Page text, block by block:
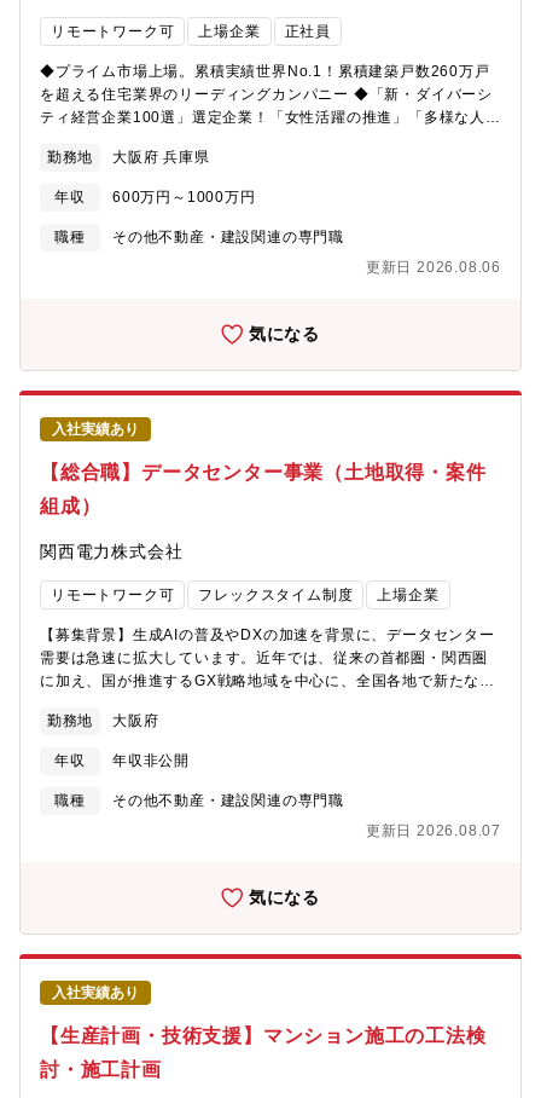
ります【就業環境】■定年：65歳■「女性活躍の推進」「多様な人
財の活躍」「多様な働き方の推進」をダイバーシティ推進方針の3
環境や仕組みづくりに取り組んでいます。■子育てを応援する社会
を先導する「キッズ・ファースト企業」として、 2018年9月より
3歳未満の子をもつ従業員を対象に「男性社員1ヶ月以上の育児休
業完全取得」を推進しています。男性育休100%取得、女性社員の
スマートデバイスを導入し、業務効率・情報共有のスピード向上
ス】 ▽決算期 ▽売上 ▽経常利益 2026 年 1 月期 ---
-4,197,922百万円 ----327,800百万円2025 年 1 月期 ---
年数 16.2年、平均年間給与 9,071,924円（2025年度有価証券報
https://www.sekisuihouse.co.jp/company/financial/library/
貸住宅経営(アパート・マンション経営)：
https://www.sekisuihouse.co.jp/shm-keiei/【モデル年収】<33
歳、家族(配偶者、子供2名) 扶養の場合>約1,000万円（基本給
34.0万円/月、家族手当：2.7万円/月、営業手当：5.4万円/月、賞
与：202万円/年、営業系業績手当：313.6万円/年)※あくまでもモ
デルであり、経験・スキルを考慮し優遇がございます。
リモートワーク可 上場企業 正社員
◆プライム市場上場。累積実績世界No.1！累積建築戸数260万戸
を超える住宅業界のリーディングカンパニー ◆「新・ダイバーシ
ティ経営企業100選」選定企業！「女性活躍の推進」「多様な人財
増員募集【業務内容】戸建住宅を販売する支店の営業担当とし
て、お客様との出会いから住まいのお引き渡しまで全てのプロセ
スで窓口となります。お客様との信頼関係を築き、一緒に理想の
住まいづくりを目指す創造的な仕事です。業務は下記の通り幅広
心的役割を担います。主な業務：・引合活動（お客様探し）：展
新築計画が具体化するまでの信頼関係構築・新たな住まいのご要
望に関するヒアリング・邸別自由設計の強みを活かしたプラン提
案・最適な資金計画の立案やアドバイス・お引き渡しまでの細や
かなお客様フォロー● まずは、展示場でのお客様対応や担当エリ
アへの訪問活動などを通じて、市場・新規顧客開拓からスター
ト。住まいを検討されるお客様がいらっしゃれば、ご要望や条件
を伺い、課題を解決しながら、具体的なプランを作成します● そ
の時点での快適さだけでなく、家族の成長やライフスタイルの変
化など、お客様の将来をも見据えた提案を行うことで、長く暮ら
切なのは、心から信頼しあえる関係を築くこと。誠実な姿勢で対
話を重ね、時には言葉にならない想いまでも感じ取り、そのお客
様にとっての「理想の一邸」の実現に努めます。ご契約に至った
後も、建築・お引き渡しと、常に営業社員が責任をもって窓口と
なります● さらにお引き渡し後も末永いお付き合いを重ね、お客
様満足をどこまでも追求。そうした中で築かれたお客様との信頼
関係が、また新たな出会いへと繋がっていきます【キャリアパ
ス】入社後はリーダーや支店長を目指すことが可能です。【配属
推進」「多様な人財の活躍」「多様な働き方の推進」をダイバー
成長を実践できる環境や仕組みづくりに取り組んでいます。■子育
てを応援する社会を先導する「キッズ・ファースト企業」とし
100%取得、女性社員の育休取得後の復職率は97％です。■社員一
年、平均年間給与 9,071,924円（2025年度有価証券報告書より・
https://www.sekisuihouse.co.jp/kodate/・転職者インタビュー：
https://www.saiyo-sekisuihouse.jp/career/mid-career/01/・第7
次中期経営計画：
勤務地 大阪府 兵庫県
年収 600万円～1000万円
職種
その他不動産・建設関連の専門職
更新日 2026.08.06
気になる
入社実績あり
【総合職】データセンター事業（土地取得・案件
組成）
関西電力株式会社
リモートワーク可 フレックスタイム制度 上場企業
【募集背景】生成AIの普及やDXの加速を背景に、データセンター
需要は急速に拡大しています。近年では、従来の首都圏・関西圏
に加え、国が推進するGX戦略地域を中心に、全国各地で新たなデ
ータセンター事業に加え、新たなエリアへの事業展開を見据え、
地域戦略の立案から案件創出までを担う体制強化を進めていま
す。今後拡大が見込まれる新規案件を着実に事業化していくため
には、有望な候補地を見極めるだけでなく、自治体や地権者、イ
いくことが不可欠です。そのため、土地取得・案件組成をリード
ン・ミッション】本ポジションは、GX戦略地域や北関東・九州等
を含む新規エリアにおいて、データセンター案件の発掘から初期
評価、案件化、関係者調整までを推進する役割を担います。特
に、有望な候補案件を事業化できる形へ組成し、自治体・地権
者・不動産事業者・電力会社・通信事業者など、多様なステーク
ホルダーとの合意形成を図りながらプロジェクトを前進させるこ
とがミッションです。土地条件やインフラ条件、事業採算性など
多面的な視点から案件を評価し、社内外の関係者を巻き込みなが
ら投資判断につながる案件へと導くことで、関西電力のデータセ
勤務地 大阪府
年収 年収非公開
職種
その他不動産・建設関連の専門職
更新日 2026.08.07
気になる
入社実績あり
【生産計画・技術支援】マンション施工の工法検
討・施工計画